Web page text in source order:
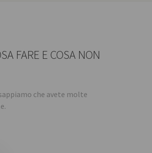
FARE E COSA NON
che avete molte